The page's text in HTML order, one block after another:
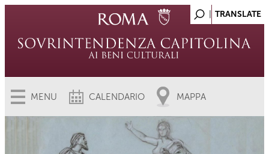
MENU CALENDARIO MAPPA